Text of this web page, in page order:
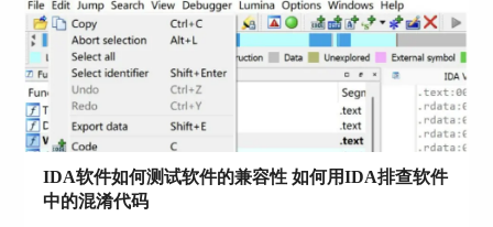
详细说明操作流程与常见问题。...
IDA软件如何测试软件的兼容性 如何用IDA排查软件
中的混淆代码